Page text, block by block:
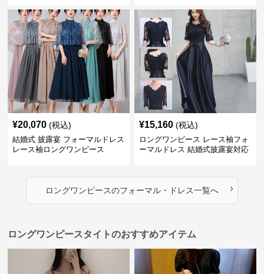
¥20,070 (税込)
結婚式 披露宴 フォーマルドレス
レース袖ロングワンピース
¥15,160 (税込)
ロングワンピース レース袖フォ
ーマルドレス 結婚式披露宴対応
ロングワンピースのフォーマル・ドレス一覧へ ›
ロングワンピースタイトのおすすめアイテム